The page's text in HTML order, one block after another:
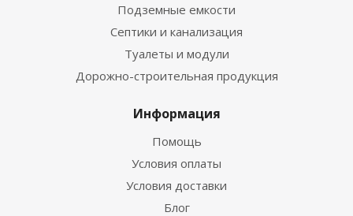
Подземные емкости
Септики и канализация
Туалеты и модули
Дорожно-строительная продукция
Информация
Помощь
Условия оплаты
Условия доставки
Блог